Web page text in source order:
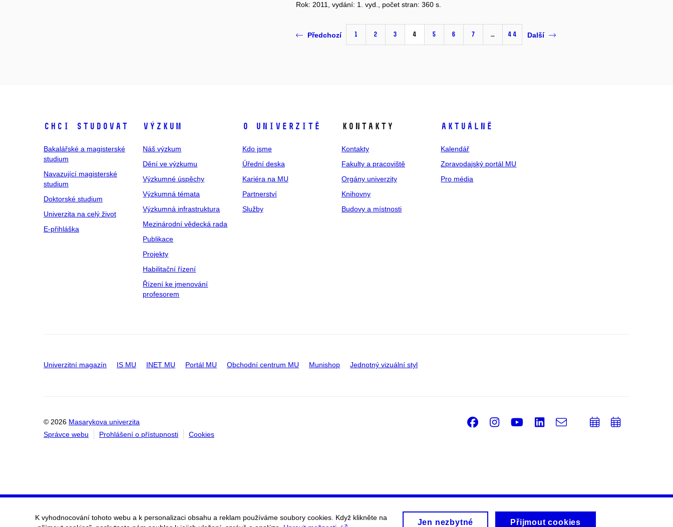
Rok: 2011, vydání: 1. vyd., počet stran: 360 s.
Předchozí 1 2 3 4 5 6 7 … 44 Další
Chci studovat
Bakalářské a magisterské
studium
Navazující magisterské
studium
Doktorské studium
Univerzita na celý život
E-přihláška
Výzkum
Náš výzkum
Dění ve výzkumu
Výzkumné úspěchy
Výzkumná témata
Výzkumná infrastruktura
Mezinárodní vědecká rada
Publikace
Projekty
Habilitační řízení
Řízení ke jmenování
profesorem
O univerzitě
Kdo jsme
Úřední deska
Kariéra na MU
Partnerství
Služby
Kontakty
Kontakty
Fakulty a pracoviště
Orgány univerzity
Knihovny
Budovy a místnosti
Aktuálně
Kalendář
Zpravodajský portál MU
Pro média
Univerzitní magazín IS MU INET MU Portál MU Obchodní centrum MU Munishop Jednotný vizuální styl
© 2026 Masarykova univerzita
Správce webu
Prohlášení o přístupnosti Cookies
Facebook
Instagram
Youtube
LinkedIn
e-
PřidatPřidat
K vyhodnocování tohoto webu a k personalizaci obsahu a reklam používáme soubory cookies. Když klikněte na
Jen nezbytné Přijmout cookies